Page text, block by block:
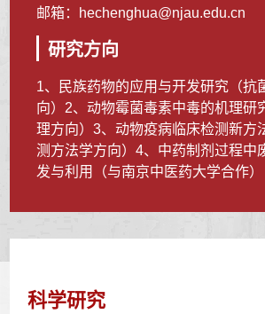
邮箱： hechenghua@njau.edu.cn
研究方向
1、民族药物的应用与开发研究（抗
向）2、动物霉菌毒素中毒的机理研
理方向）3、动物疫病临床检测新方
测方法学方向）4、中药制剂过程中
发与利用（与南京中医药大学合作）
科学研究